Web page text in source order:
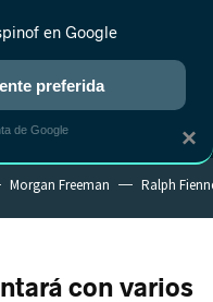
NUEVO
ANIME RANKINGS CINE
Morgan Freeman Ralph
con varios
×
en Google
preferida
de Google